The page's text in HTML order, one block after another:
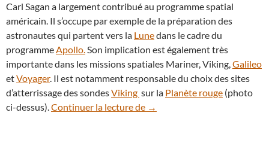
Carl Sagan a largement contribué au programme spatial
américain. Il s’occupe par exemple de la préparation des
astronautes qui partent vers la Lunedans le cadre du
programmeApollo.Son implication est également très
importante dans les missions spatiales Mariner, Viking,Galileo
etVoyager. Il est notamment responsable du choix des sites
d’atterrissage des sondesViking sur la Planète rouge (photo
ci-dessus).Continuer la lecture de Anniversaire : hommage à
→